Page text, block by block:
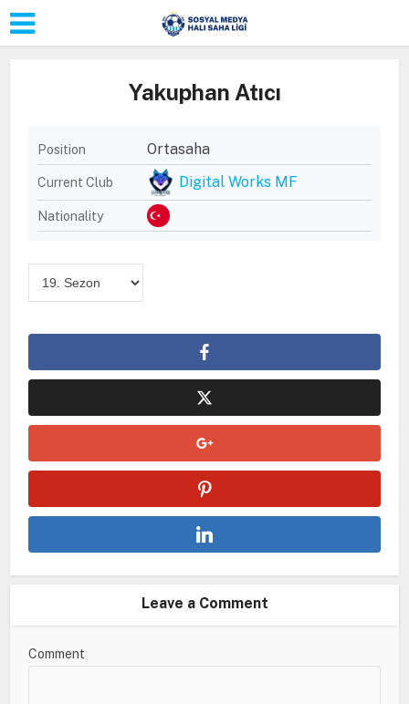
Yakuphan Atıcı
Position Ortasaha
Current Club Digital Works MF
Nationality
Leave a Comment
Comment